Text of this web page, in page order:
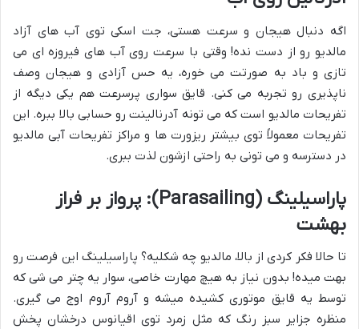
اگه دنبال هیجان و سرعت هستی، جت اسکی توی آب های آزاد
مالدیو رو از دست نده! وقتی با سرعت روی آب های فیروزه ای می
تازی و باد به صورتت می خوره، یه حس آزادی و هیجان وصف
ناپذیری رو تجربه می کنی. قایق سواری پرسرعت هم یکی دیگه از
تفریحات مالدیو است که می تونه آدرنالینت رو حسابی بالا ببره. این
تفریحات معمولاً توی بیشتر ریزورت ها و مراکز تفریحات آبی مالدیو
در دسترسه و می تونی به راحتی ازشون لذت ببری.
پاراسیلینگ (Parasailing): پرواز بر فراز
بهشت
تا حالا فکر کردی از بالا، مالدیو چه شکلیه؟ پاراسیلینگ این فرصت رو
بهت میده! بدون نیاز به هیچ مهارت خاصی، سوار یه چتر می شی که
توسط یه قایق موتوری کشیده میشه و آروم آروم اوج می گیری.
منظره جزایر سبز رنگ که مثل زمرد توی اقیانوس درخشان پخش